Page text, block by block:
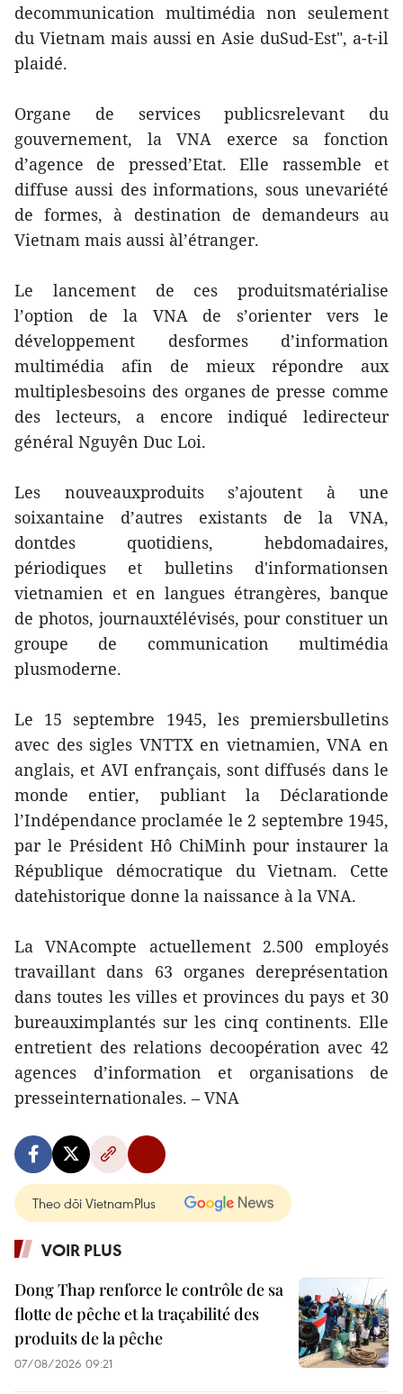
decommunication multimédia non seulement
du Vietnam mais aussi en Asie duSud-Est", a-t-il
plaidé.
Organe de services publicsrelevant du
gouvernement, la VNA exerce sa fonction
d’agence de pressed’Etat. Elle rassemble et
diffuse aussi des informations, sous unevariété
de formes, à destination de demandeurs au
Vietnam mais aussi àl’étranger.
Le lancement de ces produitsmatérialise
l’option de la VNA de s’orienter vers le
développement desformes d’information
multimédia afin de mieux répondre aux
multiplesbesoins des organes de presse comme
des lecteurs, a encore indiqué ledirecteur
général Nguyên Duc Loi.
Les nouveauxproduits s’ajoutent à une
soixantaine d’autres existants de la VNA,
dontdes quotidiens, hebdomadaires,
périodiques et bulletins d'informationsen
vietnamien et en langues étrangères, banque
de photos, journauxtélévisés, pour constituer un
groupe de communication multimédia
plusmoderne.
Le 15 septembre 1945, les premiersbulletins
avec des sigles VNTTX en vietnamien, VNA en
anglais, et AVI enfrançais, sont diffusés dans le
monde entier, publiant la Déclarationde
l’Indépendance proclamée le 2 septembre 1945,
par le Président Hô ChiMinh pour instaurer la
République démocratique du Vietnam. Cette
datehistorique donne la naissance à la VNA.
La VNAcompte actuellement 2.500 employés
travaillant dans 63 organes dereprésentation
dans toutes les villes et provinces du pays et 30
bureauximplantés sur les cinq continents. Elle
entretient des relations decoopération avec 42
agences d’information et organisations de
presseinternationales. – VNA
Theo dõi VietnamPlus
VOIR PLUS
Dong Thap renforce le contrôle de sa
flotte de pêche et la traçabilité des
produits de la pêche
07/08/2026 09:21